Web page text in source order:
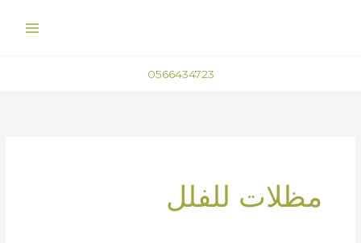
0566434723
مظلات للفلل